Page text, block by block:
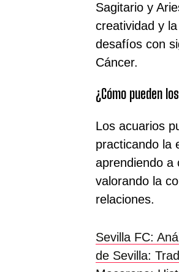
Sagitario y
creatividad y
desafíos con
Cáncer.
¿Cómo pueden
Los acuarios
practicando la
aprendiendo a
valorando la
relaciones.
Sevilla FC:
de Sevilla: